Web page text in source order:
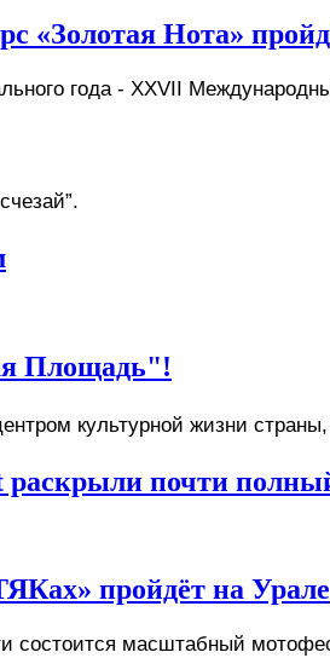
Нота»
года - XXVII
Площадь"!
культурной жизни
почти
пройдёт на Урале
состоится масштабный